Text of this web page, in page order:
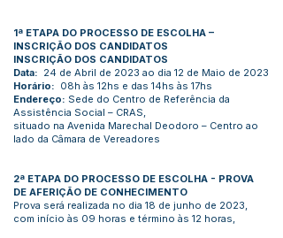
1ª ETAPA DO PROCESSO DE ESCOLHA –
INSCRIÇÃO DOS CANDIDATOS
INSCRIÇÃO DOS CANDIDATOS
Data: 24 de Abril de 2023 ao dia 12 de Maio de 2023
Horário: 08h às 12hs e das 14hs às 17hs
Endereço: Sede do Centro de Referência da
Assistência Social – CRAS,
situado na Avenida Marechal Deodoro – Centro ao
lado da Câmara de Vereadores
2ª ETAPA DO PROCESSO DE ESCOLHA - PROVA
DE AFERIÇÃO DE CONHECIMENTO
Prova será realizada no dia 18 de junho de 2023,
com início às 09 horas e término às 12 horas,